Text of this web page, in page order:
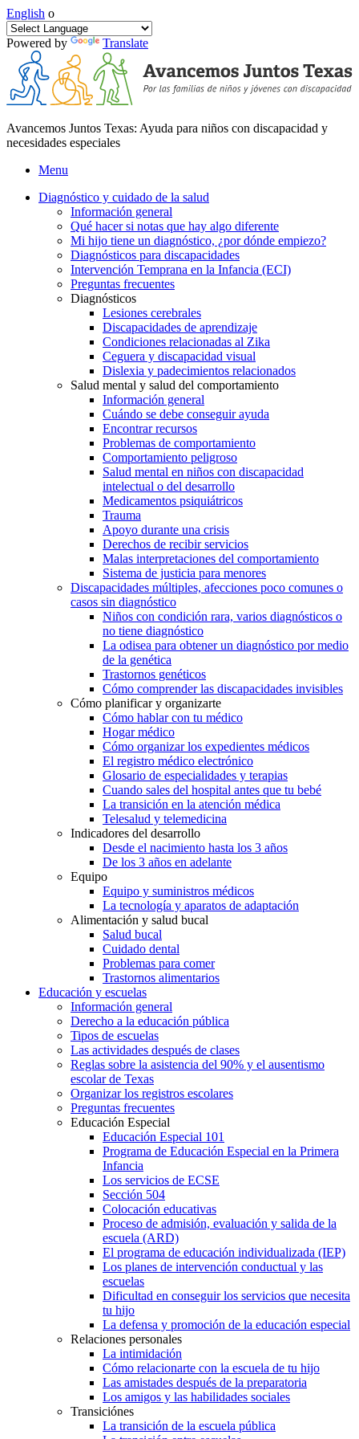
English o
Powered by Translate
Avancemos Juntos Texas: Ayuda para niños con discapacidad y
necesidades especiales
Menu
Diagnóstico y cuidado de la salud
Información general
Qué hacer si notas que hay algo diferente
Mi hijo tiene un diagnóstico, ¿por dónde empiezo?
Diagnósticos para discapacidades
Intervención Temprana en la Infancia (ECI)
Preguntas frecuentes
Diagnósticos
Lesiones cerebrales
Discapacidades de aprendizaje
Condiciones relacionadas al Zika
Ceguera y discapacidad visual
Dislexia y padecimientos relacionados
Salud mental y salud del comportamiento
Información general
Cuándo se debe conseguir ayuda
Encontrar recursos
Problemas de comportamiento
Comportamiento peligroso
Salud mental en niños con discapacidad
intelectual o del desarrollo
Medicamentos psiquiátricos
Trauma
Apoyo durante una crisis
Derechos de recibir servicios
Malas interpretaciones del comportamiento
Sistema de justicia para menores
Discapacidades múltiples, afecciones poco comunes o
casos sin diagnóstico
Niños con condición rara, varios diagnósticos o
no tiene diagnóstico
La odisea para obtener un diagnóstico por medio
de la genética
Trastornos genéticos
Cómo comprender las discapacidades invisibles
Cómo planificar y organizarte
Cómo hablar con tu médico
Hogar médico
Cómo organizar los expedientes médicos
El registro médico electrónico
Glosario de especialidades y terapias
Cuando sales del hospital antes que tu bebé
La transición en la atención médica
Telesalud y telemedicina
Indicadores del desarrollo
Desde el nacimiento hasta los 3 años
De los 3 años en adelante
Equipo
Equipo y suministros médicos
La tecnología y aparatos de adaptación
Alimentación y salud bucal
Salud bucal
Cuidado dental
Problemas para comer
Trastornos alimentarios
Educación y escuelas
Información general
Derecho a la educación pública
Tipos de escuelas
Las actividades después de clases
Reglas sobre la asistencia del 90% y el ausentismo
escolar de Texas
Organizar los registros escolares
Preguntas frecuentes
Educación Especial
Educación Especial 101
Programa de Educación Especial en la Primera
Infancia
Los servicios de ECSE
Sección 504
Colocación educativas
Proceso de admisión, evaluación y salida de la
escuela (ARD)
El programa de educación individualizada (IEP)
Los planes de intervención conductual y las
escuelas
Dificultad en conseguir los servicios que necesita
tu hijo
La defensa y promoción de la educación especial
Relaciones personales
La intimidación
Cómo relacionarte con la escuela de tu hijo
Las amistades después de la preparatoria
Los amigos y las habilidades sociales
Transiciónes
La transición de la escuela pública